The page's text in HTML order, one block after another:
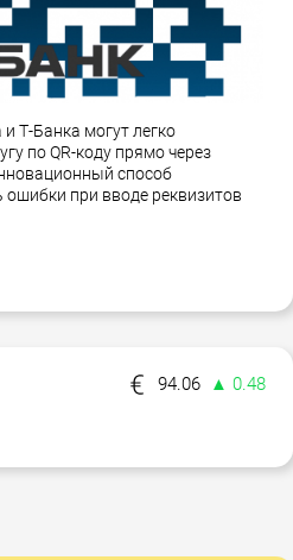
Т-Банка могут легко
по QR-коду прямо через
способ
при вводе реквизитов
94.06
▲ 0.48